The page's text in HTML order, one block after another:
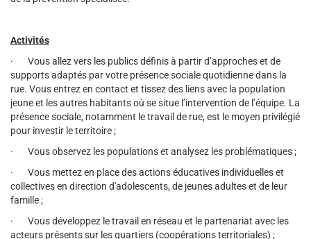
Activités
· Vous allez vers les publics définis à partir d’approches et de
supports adaptés par votre présence sociale quotidienne dans la
rue. Vous entrez en contact et tissez des liens avec la population
jeune et les autres habitants où se situe l’intervention de l’équipe. La
présence sociale, notamment le travail de rue, est le moyen privilégié
pour investir le territoire ;
· Vous observez les populations et analysez les problématiques ;
· Vous mettez en place des actions éducatives individuelles et
collectives en direction d'adolescents, de jeunes adultes et de leur
famille ;
· Vous développez le travail en réseau et le partenariat avec les
acteurs présents sur les quartiers (coopérations territoriales) ;